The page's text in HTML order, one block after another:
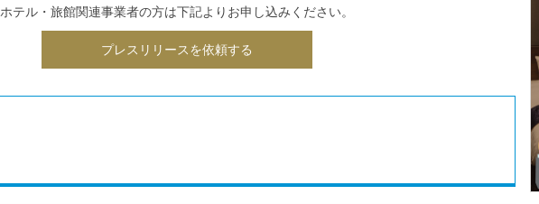
ホテル・旅館関連事業者の方は下記よりお申し込みください。
プレスリリースを依頼する